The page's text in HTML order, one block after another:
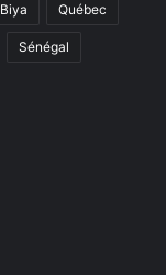
Québec
Sénégal